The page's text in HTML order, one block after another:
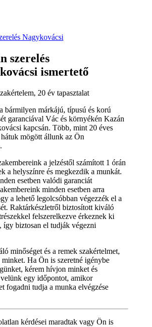
Nagykovácsi
szerelés
ismertető
20 év tapasztalat
bármilyen márkájú, típusú és korú
garanciával Vác és környékén Kazán
kapcsán. Több, mint 20 éves
hátuk mögött állunk az Ön
a jelzéstől számított 1 órán
a helyszínre és megkezdik a munkát.
esetben valódi garanciát
minden esetben arra
a lehető legolcsóbban végezzék el a
Raktárkészletről biztosított kiváló
felszerelkezve érkeznek ki
így biztosan el tudják végezni
minőséget és a remek szakértelmet,
minket. Ha Ön is szeretné igénybe
kérem hívjon minket és
velünk egy időpontot, amikor
fogadni tudja a munka elvégzése
kérdései maradtak vagy Ön is